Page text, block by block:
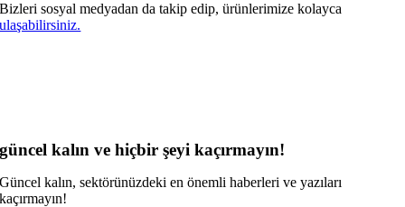
Bizleri sosyal medyadan da takip edip, ürünlerimize kolayca
ulaşabilirsiniz.
güncel kalın ve hiçbir şeyi kaçırmayın!
Güncel kalın, sektörünüzdeki en önemli haberleri ve yazıları
kaçırmayın!